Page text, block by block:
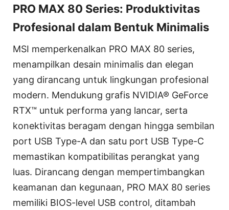
PRO MAX 80 Series: Produktivitas
Profesional dalam Bentuk Minimalis
MSI memperkenalkan PRO MAX 80 series,
menampilkan desain minimalis dan elegan
yang dirancang untuk lingkungan profesional
modern. Mendukung grafis NVIDIA® GeForce
RTX™ untuk performa yang lancar, serta
konektivitas beragam dengan hingga sembilan
port USB Type-A dan satu port USB Type-C
memastikan kompatibilitas perangkat yang
luas. Dirancang dengan mempertimbangkan
keamanan dan kegunaan, PRO MAX 80 series
memiliki BIOS-level USB control, ditambah